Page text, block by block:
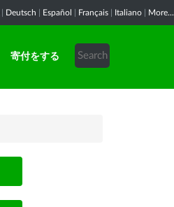
Deutsch Español Français Italiano More...
寄付をする